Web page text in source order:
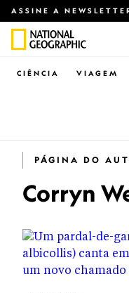
ASSINE A
CIÊNCIA VIAGEM
PÁGINA DO
Corryn